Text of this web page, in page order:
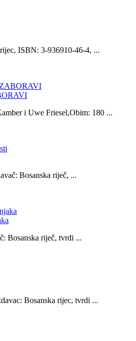
ISBN: 3-936910-46-4, ...
i Uwe Friesel,Obim: 180 ...
Bosanska riječ, ...
Bosanska riječ, tvrdi ...
Bosanska rijec, tvrdi ...